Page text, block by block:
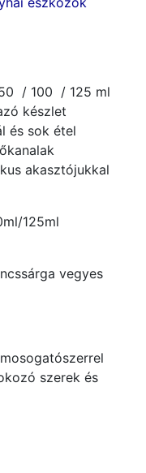
/ 100 / 125 ml
készlet
és sok étel
akasztójukkal
125ml
vegyes
szerek és